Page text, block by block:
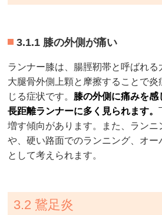
3.1.1 膝の外側が痛い
ランナー膝は、腸脛靭帯と呼ばれ
大腿骨外側上顆と摩擦することで
じる症状です。 膝の外側に痛みを
長距離ランナーに多く見られます。
増す傾向があります。また、ラン
や、硬い路面でのランニング、オー
として考えられます。
3.2 鵞足炎